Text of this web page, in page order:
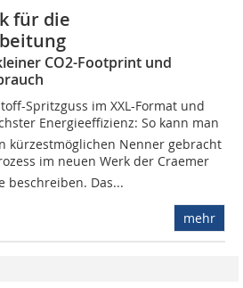
für die
CO2-Footprint und
Spritzguss im XXL-Format und
Energieeffizienz: So kann man 
kürzestmöglichen Nenner gebracht
im neuen Werk der Craemer
beschreiben. Das...
mehr